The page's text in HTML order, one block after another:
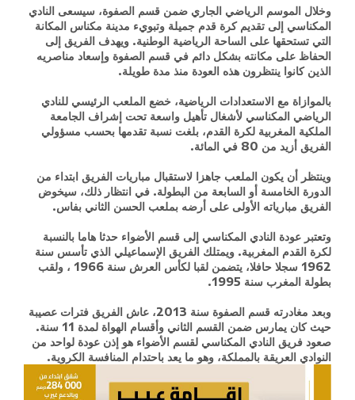
وخلال الموسم الرياضي الجاري ضمن قسم الصفوة، سيسعى النادي
المكناسي إلى تقديم كرة قدم جميلة وتبويء مدينة مكناس المكانة
التي تستحقها على الساحة الرياضية الوطنية. ويهدف الفريق إلى
الحفاظ على مكانته بشكل دائم في قسم الصفوة وإسعاد مناصريه
الذين كانوا ينتظرون هذه العودة منذ مدة طويلة.
بالموازاة مع الاستعدادات الرياضية، خضع الملعب الرئيسي للنادي
الرياضي المكناسي لأشغال تأهيل واسعة تحت إشراف الجامعة
الملكية المغربية لكرة القدم، بلغت نسبة تقدمها بحسب مسؤولي
الفريق أزيد من 80 في المائة.
وينتظر أن يكون الملعب جاهزا لاستقبال مباريات الفريق ابتداء من
الدورة الخامسة أو السابعة من البطولة. في انتظار ذلك، سيخوض
الفريق مبارياته الأولى على أرضه بملعب الحسن الثاني بفاس.
وتعتبر عودة النادي المكناسي إلى قسم الأضواء حدثا هاما بالنسبة
لكرة القدم المغربية. ويمتلك الفريق الإسماعيلي الذي تأسس سنة
1962 سجلا حافلا، يتضمن لقبا لكأس العرش سنة 1966 ، ولقب
بطولة المغرب سنة 1995.
وبعد مغادرته قسم الصفوة سنة 2013، عاش الفريق فترات عصيبة
حيث كان يمارس ضمن القسم الثاني وأقسام الهواة لمدة 11 سنة.
صعود فريق النادي المكناسي لقسم الأضواء هو إذن عودة لواحد من
النوادي العريقة بالمملكة، وهو ما يعد باحتدام المنافسة الكروية.